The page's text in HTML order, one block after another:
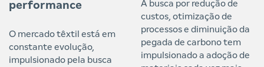
performance
O mercado têxtil está em
constante evolução,
impulsionado pela busca
A busca por redução de
custos, otimização de
processos e diminuição da
pegada de carbono tem
impulsionado a adoção de